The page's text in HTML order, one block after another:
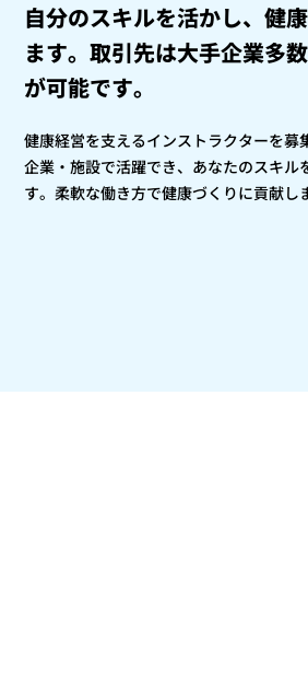
自分のスキルを活かし、健
ます。取引先は大手企業多
が可能です。
健康経営を支えるインストラクターを募
企業・施設で活躍でき、あなたのスキル
す。柔軟な働き方で健康づくりに貢献し